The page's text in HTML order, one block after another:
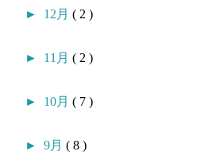
► 12月 ( 2 )
► 11月 ( 2 )
► 10月 ( 7 )
► 9月 ( 8 )